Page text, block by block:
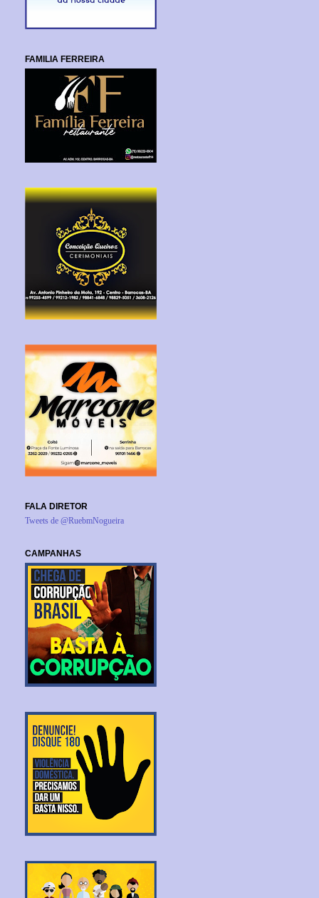
FAMILIA FERREIRA
FALA DIRETOR
Tweets de @RuebmNogueira
CAMPANHAS